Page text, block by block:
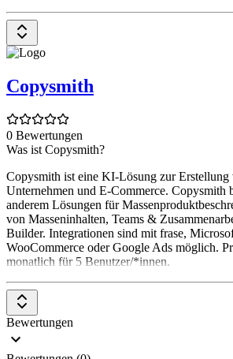
Copysmith
0 Bewertungen
Was ist Copysmith?
Copysmith ist eine KI-Lösung zur
Unternehmen und E-Commerce. Copysmith
anderem Lösungen für
von Masseninhalten, Teams &
Builder. Integrationen sind mit frase,
WooCommerce oder Google Ads möglich.
monatlich für 5 Benutzer/*innen.
Bewertungen